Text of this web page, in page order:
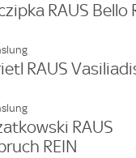
RAUS Bello
RAUS
RAUS
REIN